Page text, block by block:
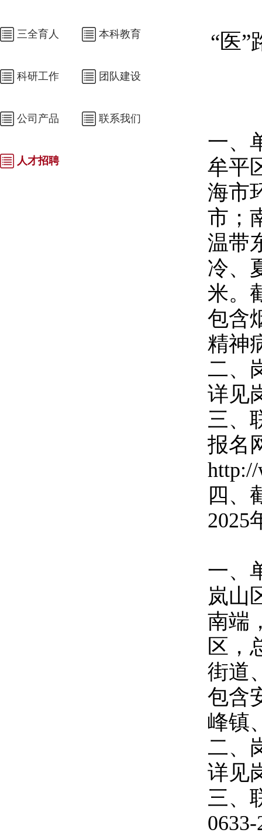
三全育人 本科教育
科研工作 团队建设
公司产品 联系我们
人才招聘
“医”
一、
牟平
海市
市；
温带
冷、
米。
包含
精神
二、
详见
三、
报名
四、
2025
一、
岚山
南端
区，
街道
包含
峰镇
二、
详见
三、
0633-